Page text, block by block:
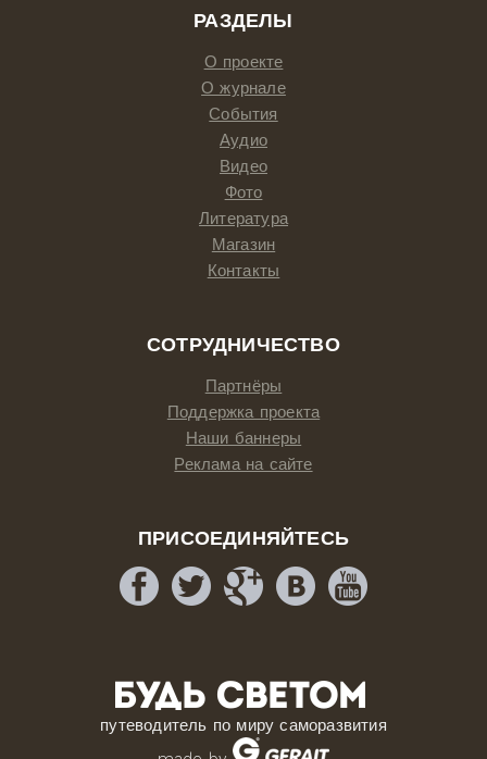
РАЗДЕЛЫ
О проекте
О журнале
События
Аудио
Видео
Фото
Литература
Магазин
Контакты
СОТРУДНИЧЕСТВО
Партнёры
Поддержка проекта
Наши баннеры
Реклама на сайте
ПРИСОЕДИНЯЙТЕСЬ
путеводитель по миру саморазвития